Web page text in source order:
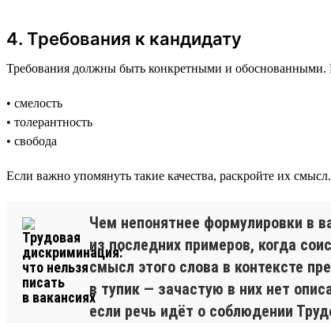
4. Требования к кандидату
Требования должны быть конкретными и обоснованными.
• смелость
• толерантность
• свобода
Если важно упомянуть такие качества, раскройте их
Чем непонятнее формулировки в
из последних примеров, когда
смысл этого слова в контексте
в тупик — зачастую в них нет
если речь идёт о соблюдении